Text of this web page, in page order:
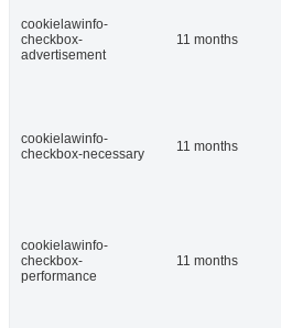
cookielawinfo-
checkbox-
advertisement
11 months
cookielawinfo-
checkbox-necessary
11 months
cookielawinfo-
checkbox-
performance
11 months